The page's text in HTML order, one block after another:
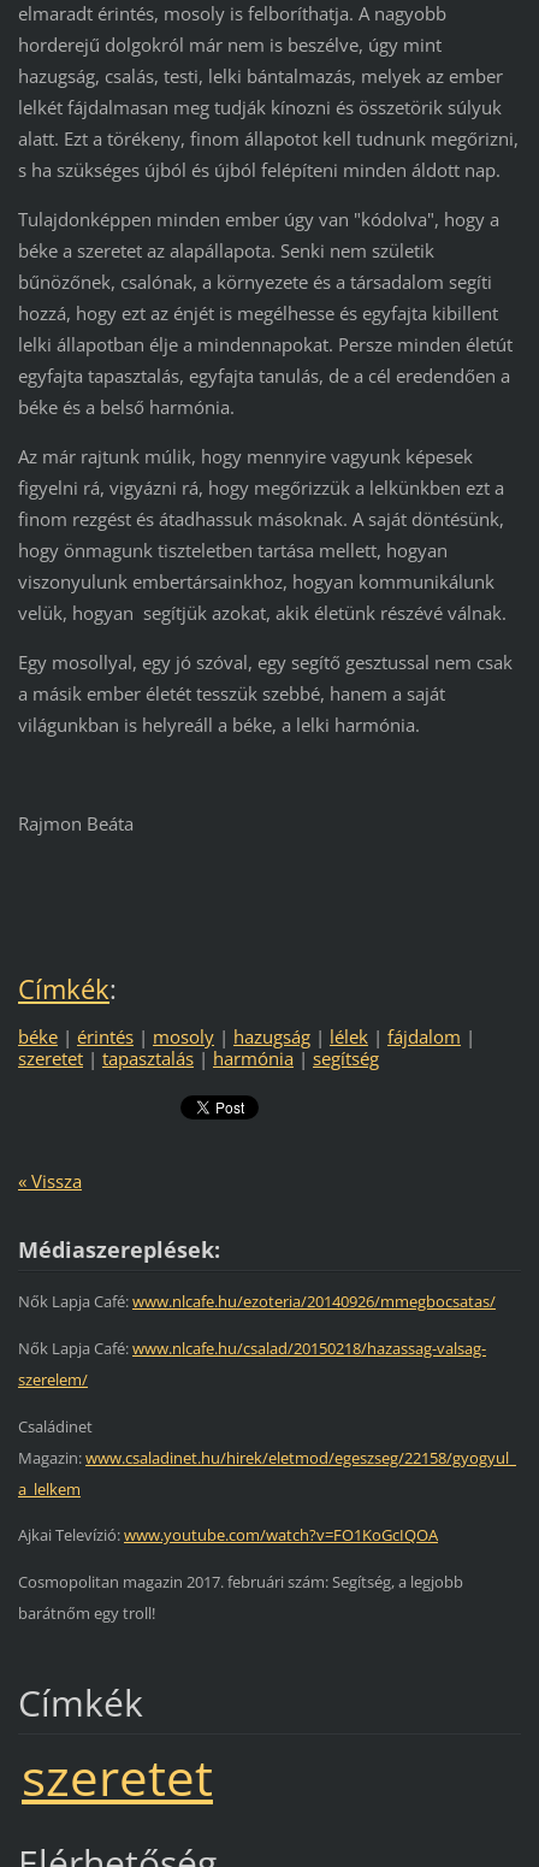
elmaradt érintés, mosoly is felboríthatja. A nagyobb
horderejű dolgokról már nem is beszélve, úgy mint
hazugság, csalás, testi, lelki bántalmazás, melyek az ember
lelkét fájdalmasan meg tudják kínozni és összetörik súlyuk
alatt. Ezt a törékeny, finom állapotot kell tudnunk megőrizni,
s ha szükséges újból és újból felépíteni minden áldott nap.
Tulajdonképpen minden ember úgy van "kódolva", hogy a
béke a szeretet az alapállapota. Senki nem születik
bűnözőnek, csalónak, a környezete és a társadalom segíti
hozzá, hogy ezt az énjét is megélhesse és egyfajta kibillent
lelki állapotban élje a mindennapokat. Persze minden életút
egyfajta tapasztalás, egyfajta tanulás, de a cél eredendően a
béke és a belső harmónia.
Az már rajtunk múlik, hogy mennyire vagyunk képesek
figyelni rá, vigyázni rá, hogy megőrizzük a lelkünkben ezt a
finom rezgést és átadhassuk másoknak. A saját döntésünk,
hogy önmagunk tiszteletben tartása mellett, hogyan
viszonyulunk embertársainkhoz, hogyan kommunikálunk
velük, hogyan segítjük azokat, akik életünk részévé válnak.
Egy mosollyal, egy jó szóval, egy segítő gesztussal nem csak
a másik ember életét tesszük szebbé, hanem a saját
világunkban is helyreáll a béke, a lelki harmónia.
Rajmon Beáta
Címkék:
béke | érintés | mosoly | hazugság | lélek | fájdalom |
szeretet | tapasztalás | harmónia | segítség
« Vissza
Médiaszereplések:
Nők Lapja Café:www.nlcafe.hu/ezoteria/20140926/mmegbocsatas/
Nők Lapja Café:www.nlcafe.hu/csalad/20150218/hazassag-valsag-
szerelem/
Családinet
Magazin:www.csaladinet.hu/hirek/eletmod/egeszseg/22158/gyogyul_
a_lelkem
Ajkai Televízió:www.youtube.com/watch?v=FO1KoGcIQOA
Cosmopolitan magazin 2017. februári szám: Segítség, a legjobb
barátnőm egy troll!
Címkék
szeretet